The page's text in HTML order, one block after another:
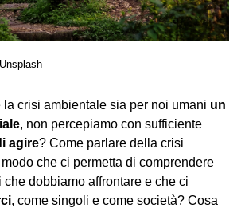
la crisi ambientale sia per noi umani un
, non percepiamo con sufficiente
agire? Come parlare della crisi
che ci permetta di comprendere
dobbiamo affrontare e che ci
, come singoli e come società? Cosa